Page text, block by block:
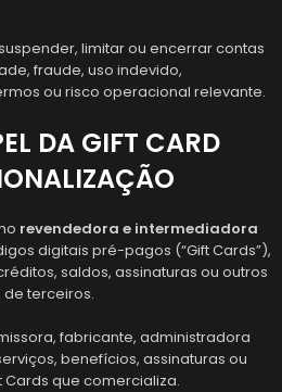
limitar ou encerrar contas
fraude, uso indevido,
ou risco operacional relevante.
DA GIFT CARD
revendedora e intermediadora
digitais pré-pagos (“Gift Cards”),
saldos, assinaturas ou outros
terceiros.
fabricante, administradora
benefícios, assinaturas ou
que comercializa.